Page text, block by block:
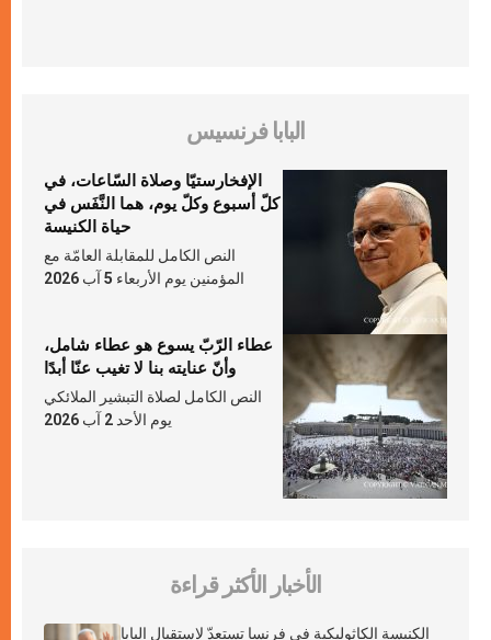
البابا فرنسيس
الإفخارستيّا وصلاة السّاعات، في
كلّ أسبوع وكلّ يوم، هما النَّفَس في
حياة الكنيسة
النص الكامل للمقابلة العامّة مع
المؤمنين يوم الأربعاء 5 آب 2026
عطاء الرّبّ يسوع هو عطاء شامل،
وأنّ عنايته بنا لا تغيب عنّا أبدًا
النص الكامل لصلاة التبشير الملائكي
يوم الأحد 2 آب 2026
الأخبار الأكثر قراءة
الكنيسة الكاثوليكية في فرنسا تستعدّ لاستقبال البابا